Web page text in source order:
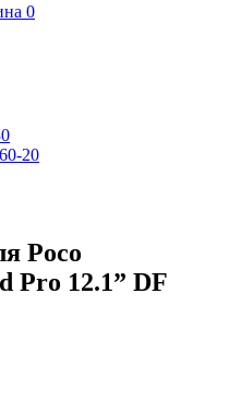
0
20
Poco
Pro 12.1” DF